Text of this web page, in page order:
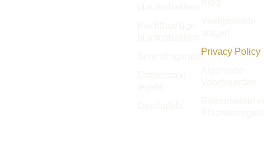
ScheidingsrandPrivacy Policy